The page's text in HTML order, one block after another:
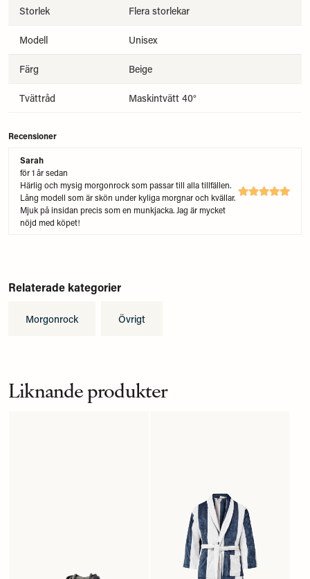
Storlek Flera storlekar
Modell Unisex
Färg Beige
Tvättråd Maskintvätt 40°
Recensioner
Sarah
för 1 år sedan
Härlig och mysig morgonrock som passar till alla tillfällen.
Lång modell som är skön under kyliga morgnar och kvällar.
Mjuk på insidan precis som en munkjacka. Jag är mycket
nöjd med köpet!
Relaterade kategorier
Morgonrock Övrigt
Liknande produkter